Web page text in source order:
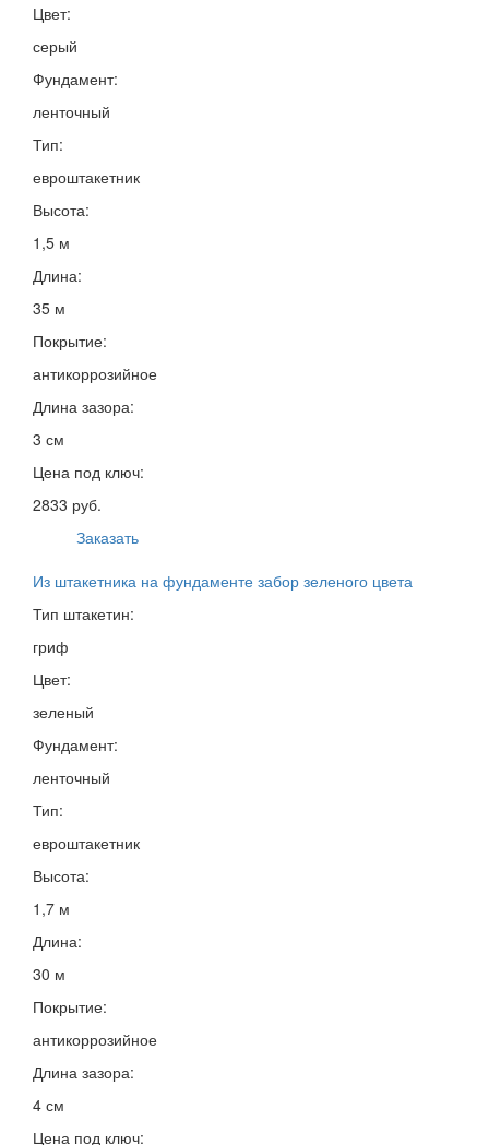
Цвет:
серый
Фундамент:
ленточный
Тип:
евроштакетник
Высота:
1,5 м
Длина:
35 м
Покрытие:
антикоррозийное
Длина зазора:
3 см
Цена под ключ:
2833 руб.
Заказать
Из штакетника на фундаменте забор зеленого цвета
Тип штакетин:
гриф
Цвет:
зеленый
Фундамент:
ленточный
Тип:
евроштакетник
Высота:
1,7 м
Длина:
30 м
Покрытие:
антикоррозийное
Длина зазора:
4 см
Цена под ключ: